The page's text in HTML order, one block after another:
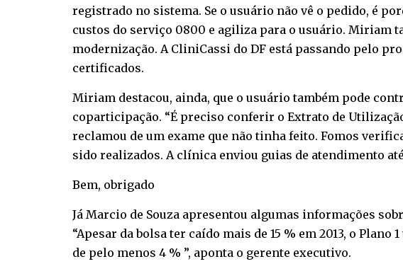
registrado no sistema. Se o usuário não vê o pedido, é
custos do serviço 0800 e agiliza para o usuário. Miriam
modernização. A CliniCassi do DF está passando pelo
certificados.
Miriam destacou, ainda, que o usuário também pode
coparticipação. “É preciso conferir o Extrato de
reclamou de um exame que não tinha feito. Fomos
sido realizados. A clínica enviou guias de atendimento
Bem, obrigado
Já Marcio de Souza apresentou algumas informações
“Apesar da bolsa ter caído mais de 15 % em 2013, o
de pelo menos 4 % ”, aponta o gerente executivo.